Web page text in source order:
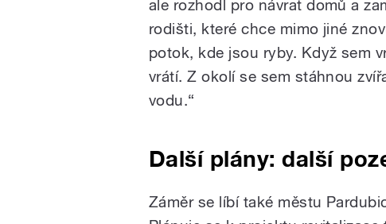
ale rozhodl pro návrat domů a
rodišti, které chce mimo jiné
potok, kde jsou ryby. Když sem
vrátí. Z okolí se sem stáhnou
vodu.“
Další plány: další
Záměr se líbí také městu